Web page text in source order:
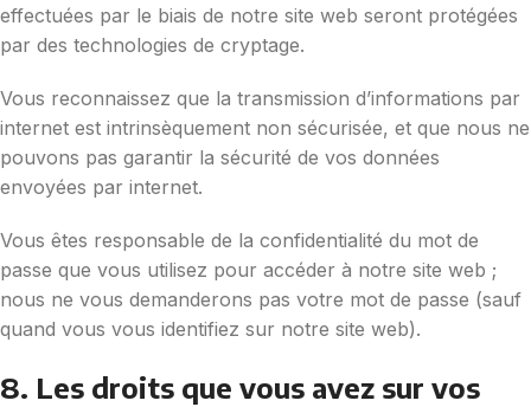
effectuées par le biais de notre site web seront protégées
par des technologies de cryptage.
Vous reconnaissez que la transmission d’informations par
internet est intrinsèquement non sécurisée, et que nous ne
pouvons pas garantir la sécurité de vos données
envoyées par internet.
Vous êtes responsable de la confidentialité du mot de
passe que vous utilisez pour accéder à notre site web ;
nous ne vous demanderons pas votre mot de passe (sauf
quand vous vous identifiez sur notre site web).
8. Les droits que vous avez sur vos